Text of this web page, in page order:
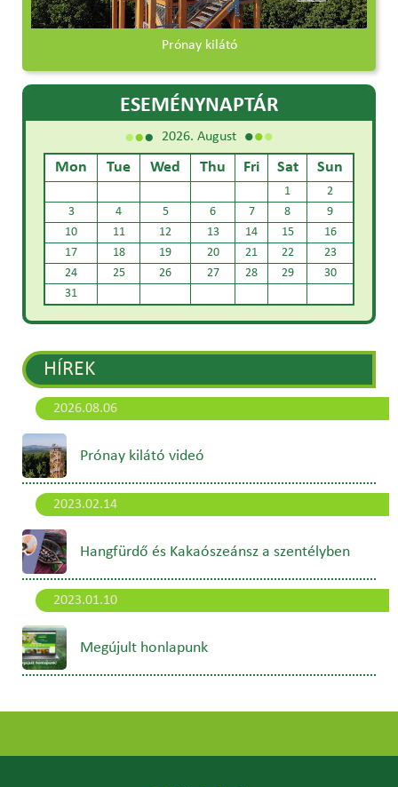
Prónay kilátó
ESEMÉNYNAPTÁR
2026. August
Mon Tue Wed Thu Fri Sat Sun
1
2
3
4 5 6 7 8
9
10
11 12 13 14 15
16
17
18 19 20 21 22
23
24
25 26 27 28 29
30
31
HÍREK
2026.08.06
Prónay kilátó videó
2023.02.14
Hangfürdő és Kakaószeánsz a szentélyben
2023.01.10
Megújult honlapunk